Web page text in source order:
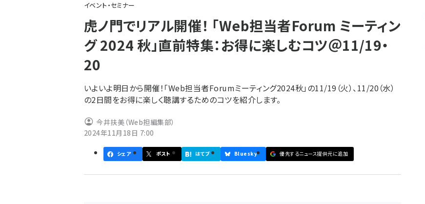
ン
く
ず
イベント・セミナー
虎ノ門でリアル開催！ 「Web担当者Forum ミーティン
グ 2024 秋」直前特集：お得に楽しむコツ＠11/19・
20
いよいよ明日から開催！「Web担当者Forumミーティング2024秋」の11/19（火）、11/20（水）
の2日間をお得に楽しく聴講するためのコツを紹介します。
今井扶美（Web担編集部）
2024年11月18日 7:00
シェア ポスト はてブ Bluesky 優先するニュース提供元に追加